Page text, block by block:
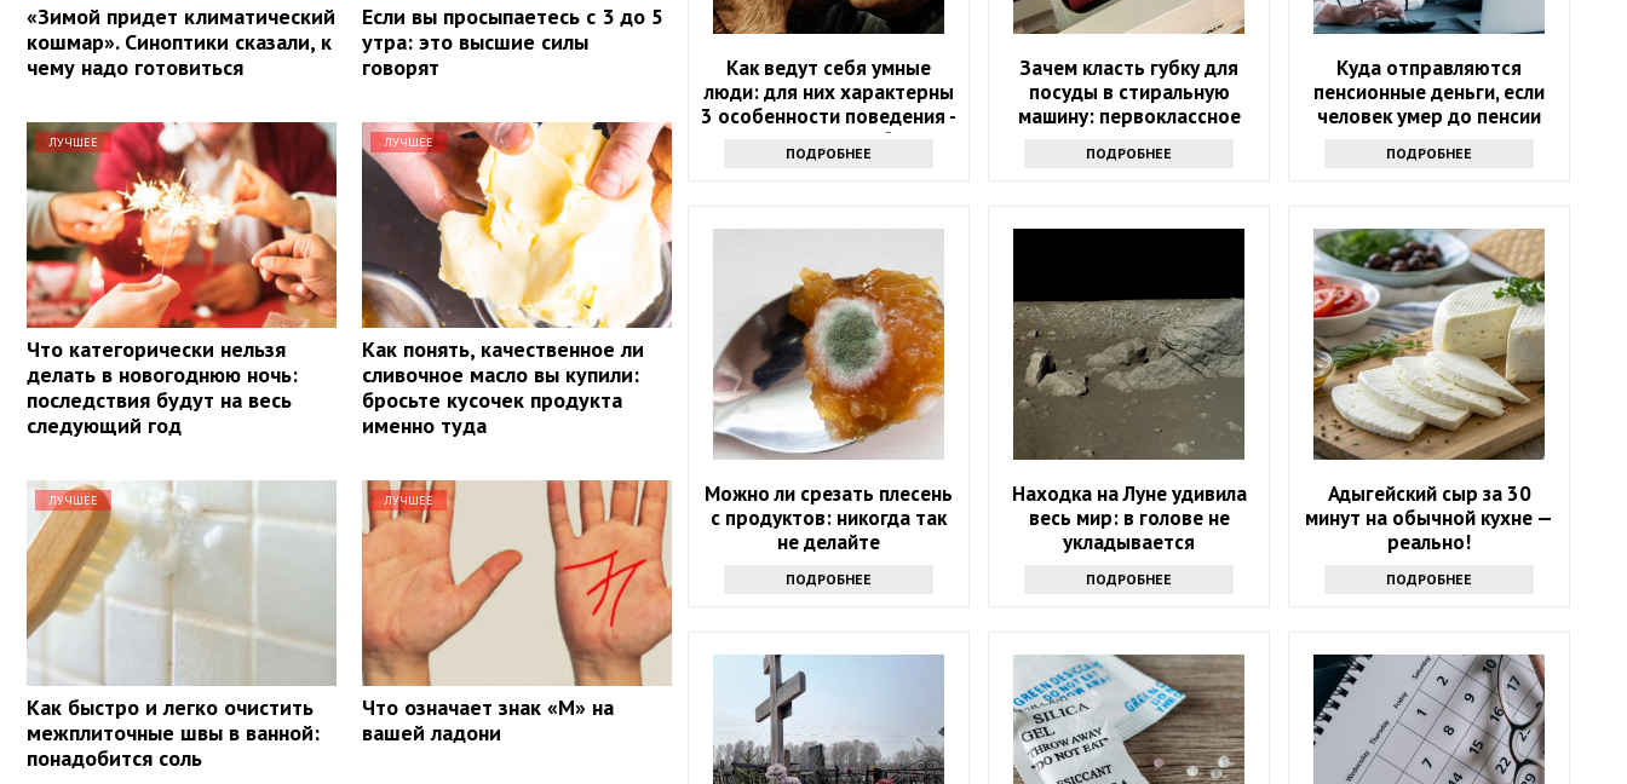
«Зимой придет климатический
кошмар». Синоптики сказали, к
чему надо готовиться
Если вы просыпаетесь с 3 до 5
утра: это высшие силы
говорят
ЛУЧШЕЕ
Что категорически нельзя
делать в новогоднюю ночь:
последствия будут на весь
следующий год
ЛУЧШЕЕ
Как понять, качественное ли
сливочное масло вы купили:
бросьте кусочек продукта
именно туда
ЛУЧШЕЕ
Как быстро и легко очистить
межплиточные швы в ванной:
понадобится соль
ЛУЧШЕЕ
Что означает знак «М» на
вашей ладони
Как ведут себя умные
люди: для них характерны
3 особенности поведения -
проверьте себя
ПОДРОБНЕЕ
Зачем класть губку для
посуды в стиральную
машину: первоклассное
ПОДРОБНЕЕ
Куда отправляются
пенсионные деньги, если
человек умер до пенсии
ПОДРОБНЕЕ
Можно ли срезать плесень
с продуктов: никогда так
не делайте
ПОДРОБНЕЕ
Находка на Луне удивила
весь мир: в голове не
укладывается
ПОДРОБНЕЕ
Адыгейский сыр за 30
минут на обычной кухне —
реально!
ПОДРОБНЕЕ